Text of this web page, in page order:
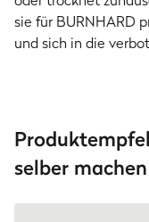
sie für BURNHARD
und sich in die
selber machen